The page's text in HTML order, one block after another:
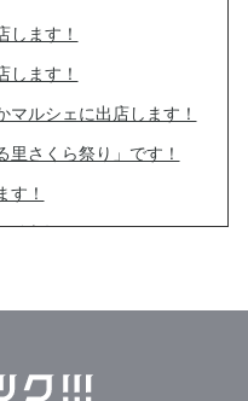
します！
します！
マルシェに出店します！
里さくら祭り」です！
す！
売数します！
す！
に出店します！